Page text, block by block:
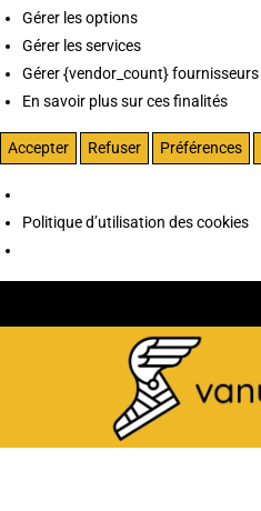
Gérer les options
Gérer les services
Gérer {vendor_count} fournisseurs
En savoir plus sur ces finalités
Accepter Refuser Préférences
Politique d’utilisation des cookies